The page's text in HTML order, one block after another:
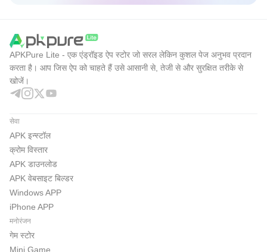
APKPure Lite - एक एंड्रॉइड ऐप स्टोर जो सरल लेकिन कुशल पेज अनुभव प्रदान
करता है। आप जिस ऐप को चाहते हैं उसे आसानी से, तेजी से और सुरक्षित तरीके से
खोजें।
सेवा
APK इन्स्टॉल
क्रोम विस्तार
APK डाउनलोड
APK वेबसाइट बिल्डर
Windows APP
iPhone APP
मनोरंजन
गेम स्टोर
Mini Game